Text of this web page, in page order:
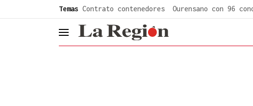
Temas Contrato contenedores Ourensano con 96
header.menu.open